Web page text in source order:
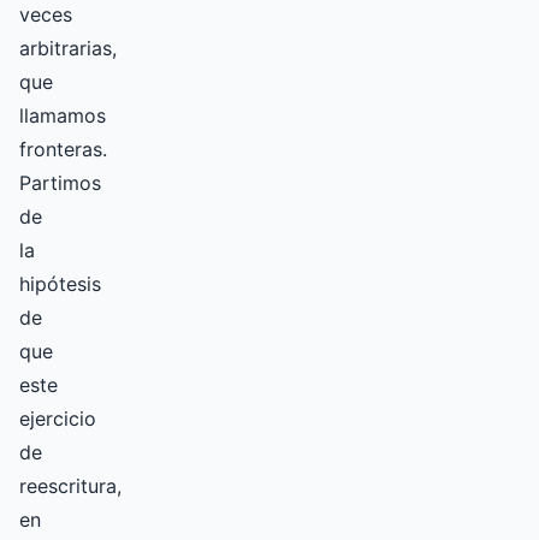
veces
arbitrarias,
que
llamamos
fronteras.
Partimos
de
la
hipótesis
de
que
este
ejercicio
de
reescritura,
en